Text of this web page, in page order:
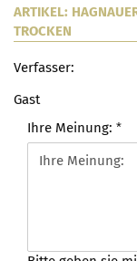
ARTIKEL:
ROCKEN
Verfasser:
Gast
Ihre Meinung: